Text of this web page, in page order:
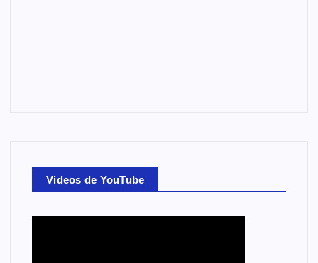
Videos de YouTube